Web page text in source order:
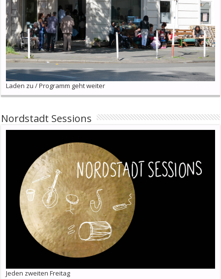
Laden zu / Programm geht weiter
Nordstadt Sessions
Jeden zweiten Freitag